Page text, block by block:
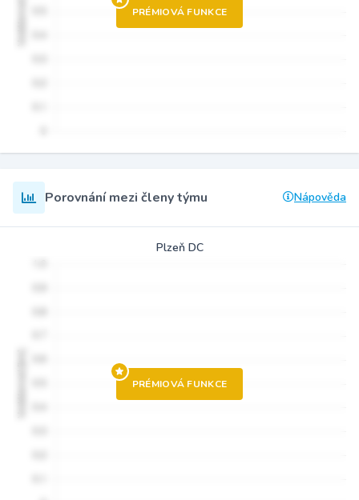
PRÉMIOVÁ FUNKCE
Porovnání mezi členy týmu Nápověda
Plzeň DC
PRÉMIOVÁ FUNKCE